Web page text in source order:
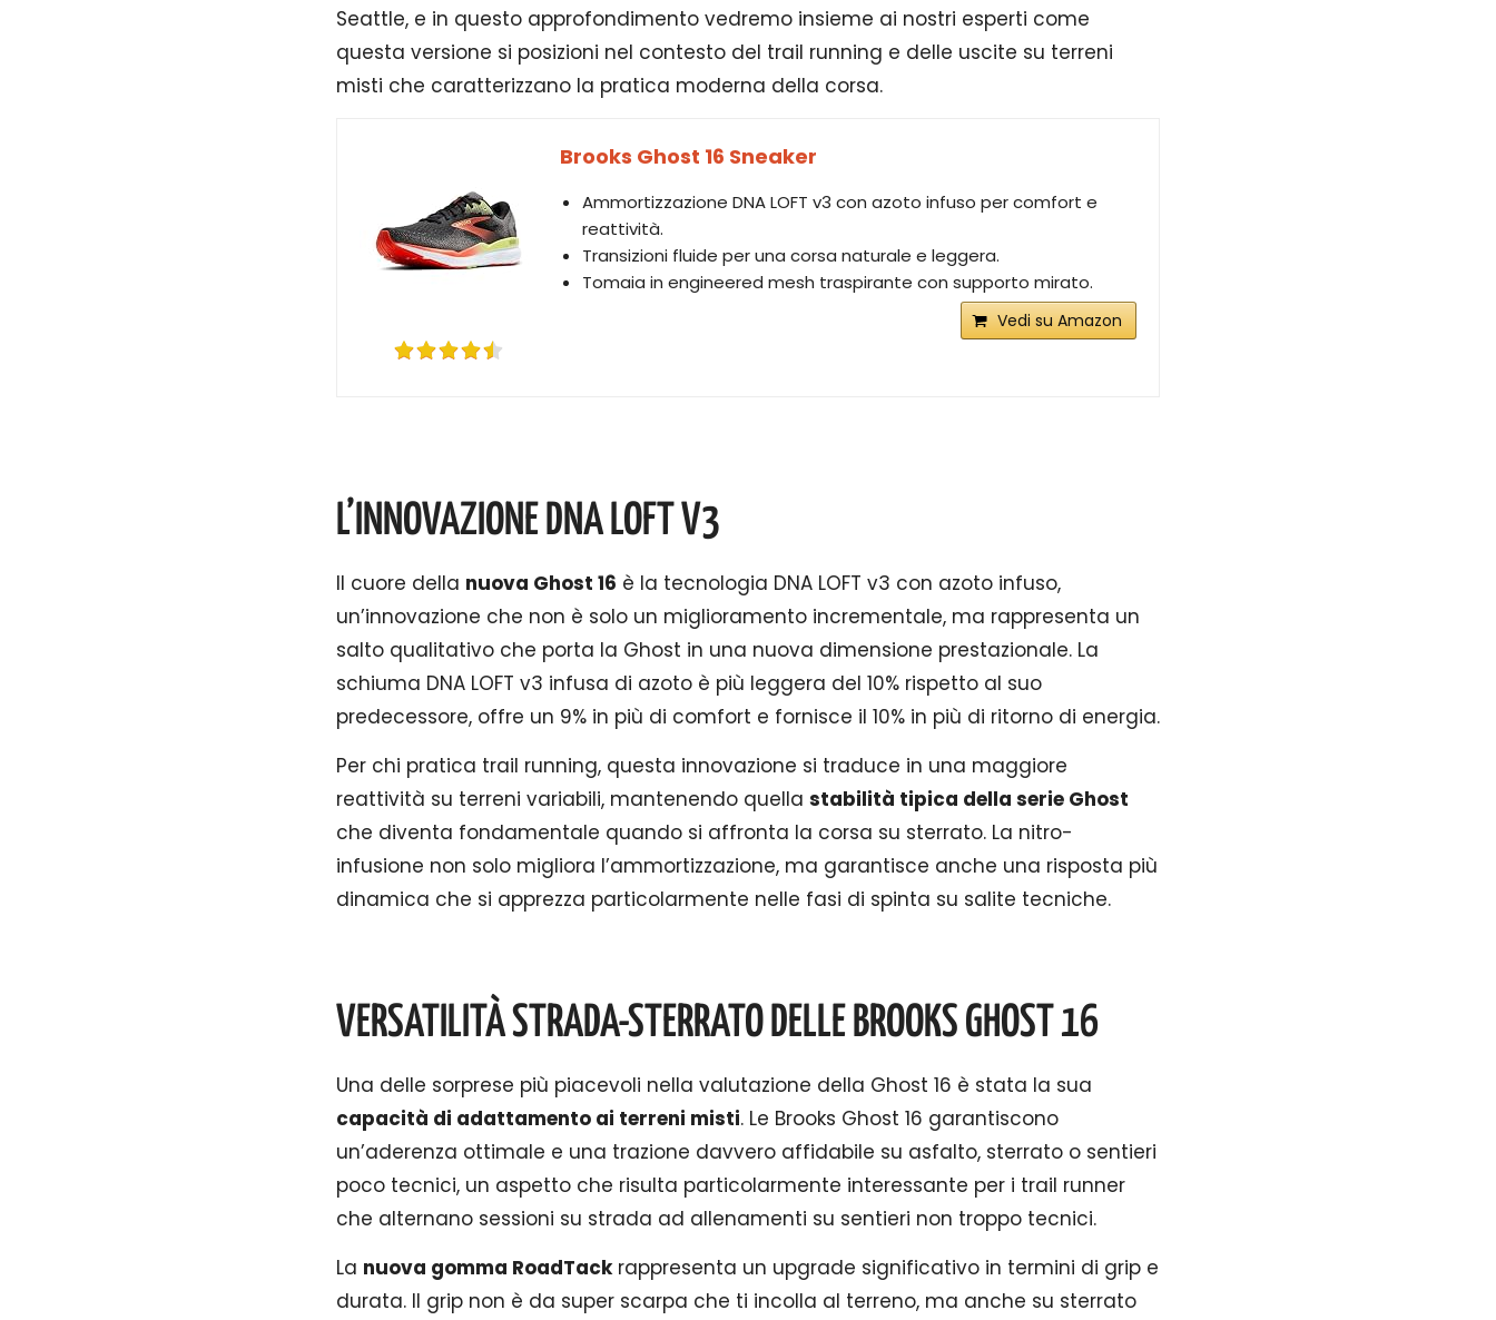
Seattle, e in questo approfondimento vedremo insieme ai nostri esperti come
questa versione si posizioni nel contesto del trail running e delle uscite su terreni
misti che caratterizzano la pratica moderna della corsa.
Brooks Ghost 16 Sneaker
Ammortizzazione DNA LOFT v3 con azoto infuso per comfort e
reattività.
Transizioni fluide per una corsa naturale e leggera.
Tomaia in engineered mesh traspirante con supporto mirato.
Vedi su Amazon
L’INNOVAZIONE DNA LOFT V3
Il cuore della nuova Ghost 16 è la tecnologia DNA LOFT v3 con azoto infuso,
un’innovazione che non è solo un miglioramento incrementale, ma rappresenta un
salto qualitativo che porta la Ghost in una nuova dimensione prestazionale. La
schiuma DNA LOFT v3 infusa di azoto è più leggera del 10% rispetto al suo
predecessore, offre un 9% in più di comfort e fornisce il 10% in più di ritorno di energia.
Per chi pratica trail running, questa innovazione si traduce in una maggiore
reattività su terreni variabili, mantenendo quella stabilità tipica della serie Ghost
che diventa fondamentale quando si affronta la corsa su sterrato. La nitro-
infusione non solo migliora l’ammortizzazione, ma garantisce anche una risposta più
dinamica che si apprezza particolarmente nelle fasi di spinta su salite tecniche.
VERSATILITÀ STRADA-STERRATO DELLE BROOKS GHOST 16
Una delle sorprese più piacevoli nella valutazione della Ghost 16 è stata la sua
capacità di adattamento ai terreni misti. Le Brooks Ghost 16 garantiscono
un’aderenza ottimale e una trazione davvero affidabile su asfalto, sterrato o sentieri
poco tecnici, un aspetto che risulta particolarmente interessante per i trail runner
che alternano sessioni su strada ad allenamenti su sentieri non troppo tecnici.
La nuova gomma RoadTackrappresenta un upgrade significativo in termini di grip e
durata. Il grip non è da super scarpa che ti incolla al terreno, ma anche su sterrato